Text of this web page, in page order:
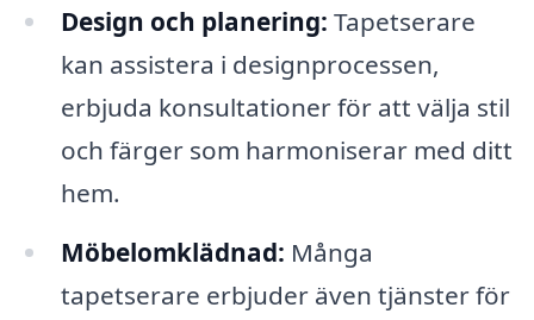
Design och planering: Tapetserare
kan assistera i designprocessen,
erbjuda konsultationer för att välja stil
och färger som harmoniserar med ditt
hem.
Möbelomklädnad: Många
tapetserare erbjuder även tjänster för